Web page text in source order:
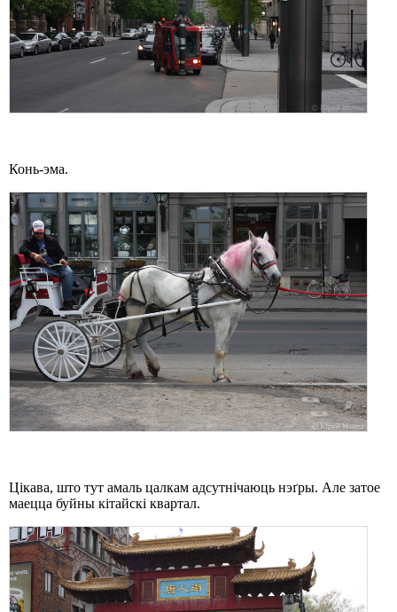
Конь-эма.
Цікава, што тут амаль цалкам адсутнічаюць нэґры. Але затое
маецца буйны кітайскі квартал.